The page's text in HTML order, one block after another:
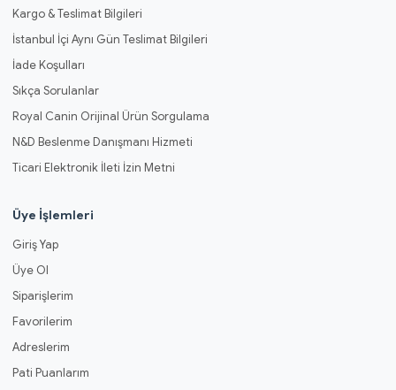
Kargo & Teslimat Bilgileri
İstanbul İçi Aynı Gün Teslimat Bilgileri
İade Koşulları
Sıkça Sorulanlar
Royal Canin Orijinal Ürün Sorgulama
N&D Beslenme Danışmanı Hizmeti
Ticari Elektronik İleti İzin Metni
Üye İşlemleri
Giriş Yap
Üye Ol
Siparişlerim
Favorilerim
Adreslerim
Pati Puanlarım